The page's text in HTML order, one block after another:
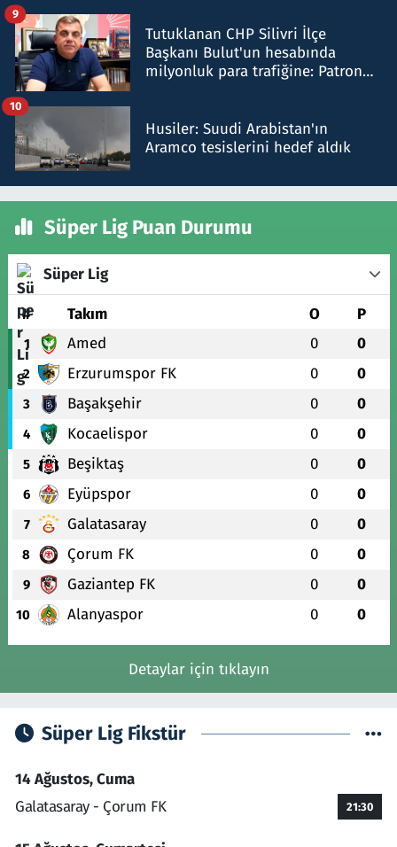
Tutuklanan CHP Silivri İlçe
Başkanı Bulut'un hesabında
milyonluk para trafiğine: Patron
9
Husiler: Suudi Arabistan'ın
Aramco tesislerini hedef aldık
10
Süper Lig Puan Durumu
Süper Lig
# Takım O P
1 Amed 0 0
2 Erzurumspor FK 0 0
3 Başakşehir 0 0
4 Kocaelispor 0 0
5 Beşiktaş 0 0
6 Eyüpspor 0 0
7 Galatasaray 0 0
8 Çorum FK 0 0
9 Gaziantep FK 0 0
10 Alanyaspor 0 0
Detaylar için tıklayın
Süper Lig Fikstür
14 Ağustos, Cuma
Galatasaray - Çorum FK
21:30